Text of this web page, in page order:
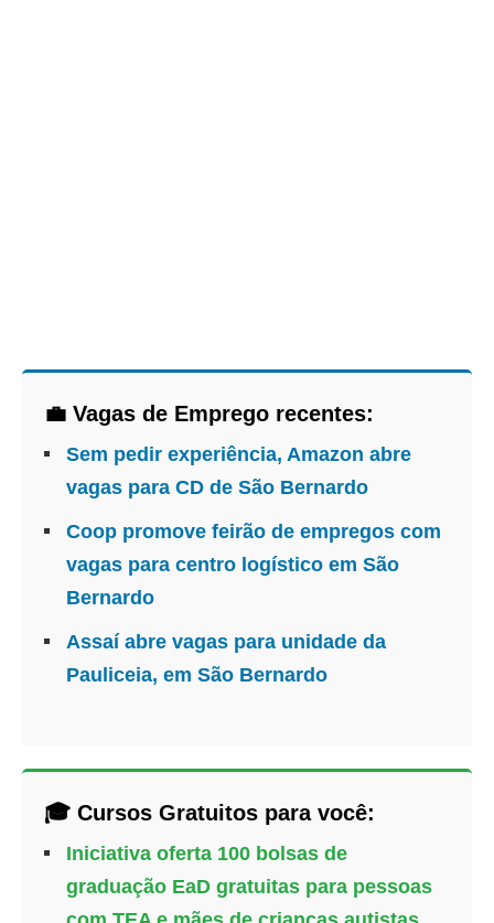
💼 Vagas de Emprego recentes:
Sem pedir experiência, Amazon abre
vagas para CD de São Bernardo
Coop promove feirão de empregos com
vagas para centro logístico em São
Bernardo
Assaí abre vagas para unidade da
Pauliceia, em São Bernardo
🎓 Cursos Gratuitos para você:
Iniciativa oferta 100 bolsas de
graduação EaD gratuitas para pessoas